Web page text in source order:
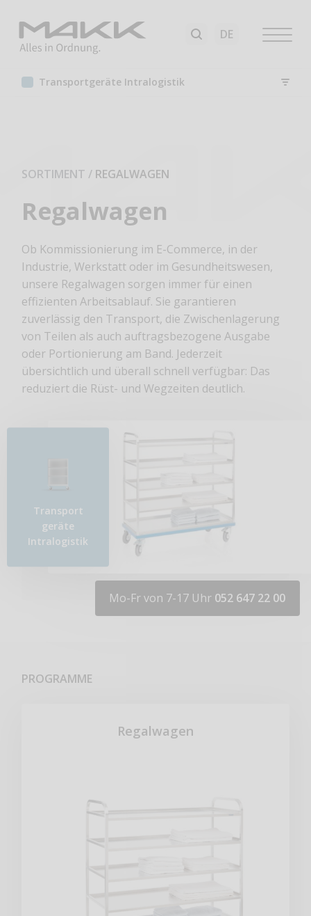
Transport​geräte Intralogistik
SORTIMENT / REGALWAGEN
Regalwagen
Ob Kommissionierung im E-Commerce, in der
Industrie, Werkstatt oder im Gesundheitswesen,
unsere Regalwagen sorgen immer für einen
effizienten Arbeitsablauf. Sie garantieren
zuverlässig den Transport, die Zwischenlagerung
von Teilen als auch auftragsbezogene Ausgabe
oder Portionierung am Band. Jederzeit
übersichtlich und überall schnell verfügbar: Das
reduziert die Rüst- und Wegzeiten deutlich.
Transport​
geräte
Intralogistik
Mo-Fr von 7-17 Uhr 052 647 22 00
PROGRAMME
Regalwagen